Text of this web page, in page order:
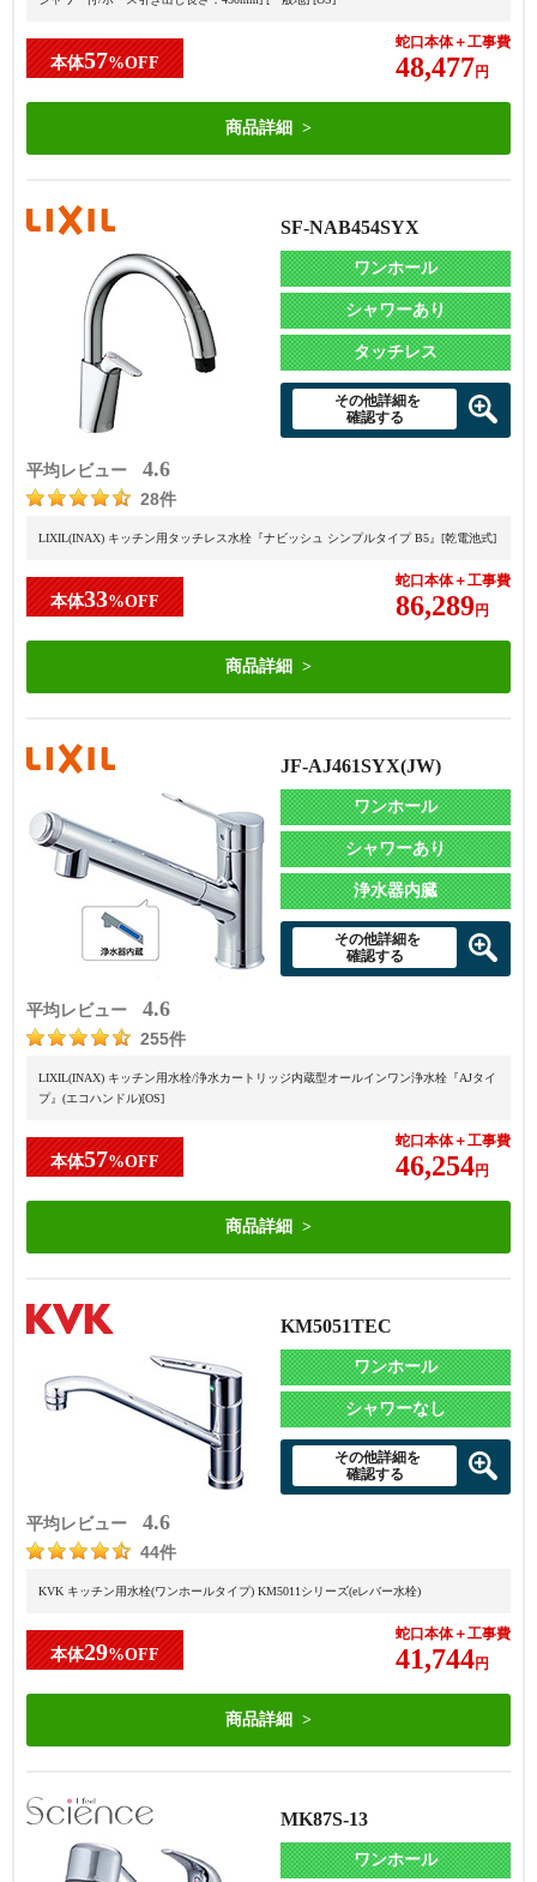
本体57%OFF
蛇口本体＋工事費
48,477円
商品詳細
平均レビュー 4.6
28件
SF-NAB454SYX
ワンホール
シャワーあり
タッチレス
その他詳細を
確認する
LIXIL(INAX) キッチン用タッチレス水栓『ナビッシュ シンプルタイプ B5』[乾電池式]
本体33%OFF
蛇口本体＋工事費
86,289円
商品詳細
平均レビュー 4.6
255件
JF-AJ461SYX(JW)
ワンホール
シャワーあり
浄水器内臓
その他詳細を
確認する
LIXIL(INAX) キッチン用水栓/浄水カートリッジ内蔵型オールインワン浄水栓『AJタイ
プ』(エコハンドル)[OS]
本体57%OFF
蛇口本体＋工事費
46,254円
商品詳細
平均レビュー 4.6
44件
KM5051TEC
ワンホール
シャワーなし
その他詳細を
確認する
KVK キッチン用水栓(ワンホールタイプ) KM5011シリーズ(eレバー水栓)
本体29%OFF
蛇口本体＋工事費
41,744円
商品詳細
MK87S-13
ワンホール